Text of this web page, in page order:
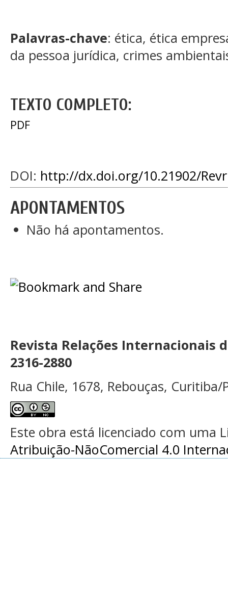
Palavras-chave: ética, ética
da pessoa jurídica, crimes
TEXTO COMPLETO:
PDF
DOI: http://dx.doi.org/10.21902/
APONTAMENTOS
Não há apontamentos.
Revista Relações Internacionais
2316-2880
Rua Chile, 1678, Rebouças, Curitiba/
Este obra está licenciado com uma
Atribuição-NãoComercial 4.0